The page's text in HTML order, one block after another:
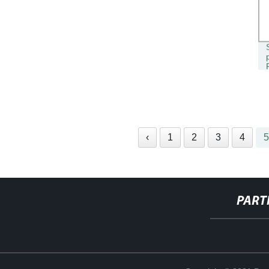
‹ 1 2 3 4 5